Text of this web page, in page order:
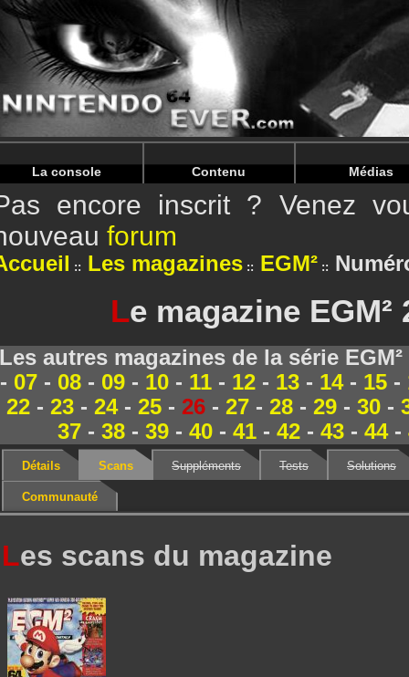
Warning: Undefined array key "HTTP_REFERER" in /
Warning: Undefined array key "HTTP_REFERER" in /
La console Contenu Médias
encore inscrit ? Venez
forum
Les magazines EGM²
Le magazine EGM²
autres magazines de la série
- 07 - 08 - 09 - 10 - 11 - 12 - 13 - 14- 15 -
22 - 23 - 24- 25 - 26 - 27 - 28 - 29 - 30 -
37- 38- 39- 40- 41- 42- 43- 44-
Détails Scans Suppléments Tests Solutions
Communauté
Les scans du magazine